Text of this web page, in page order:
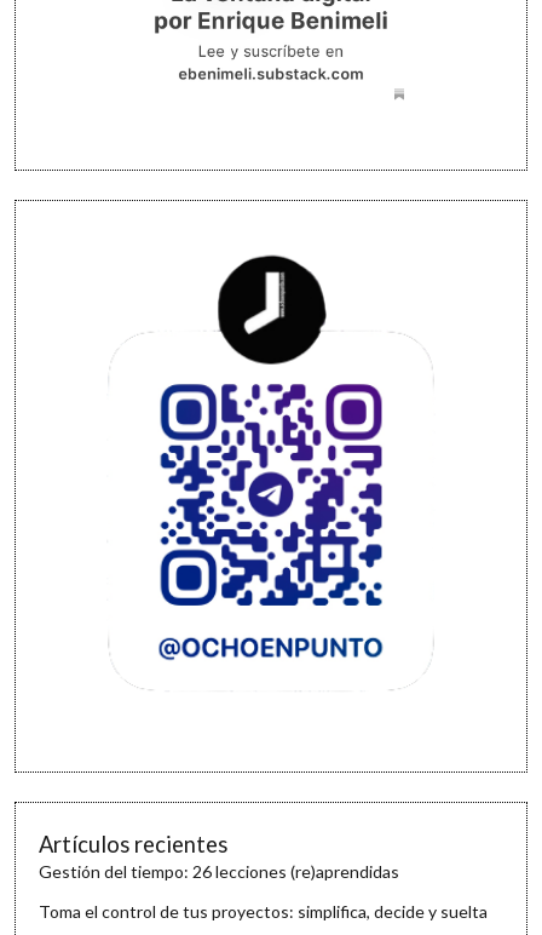
Artículos recientes
Gestión del tiempo: 26 lecciones (re)aprendidas
Toma el control de tus proyectos: simplifica, decide y suelta